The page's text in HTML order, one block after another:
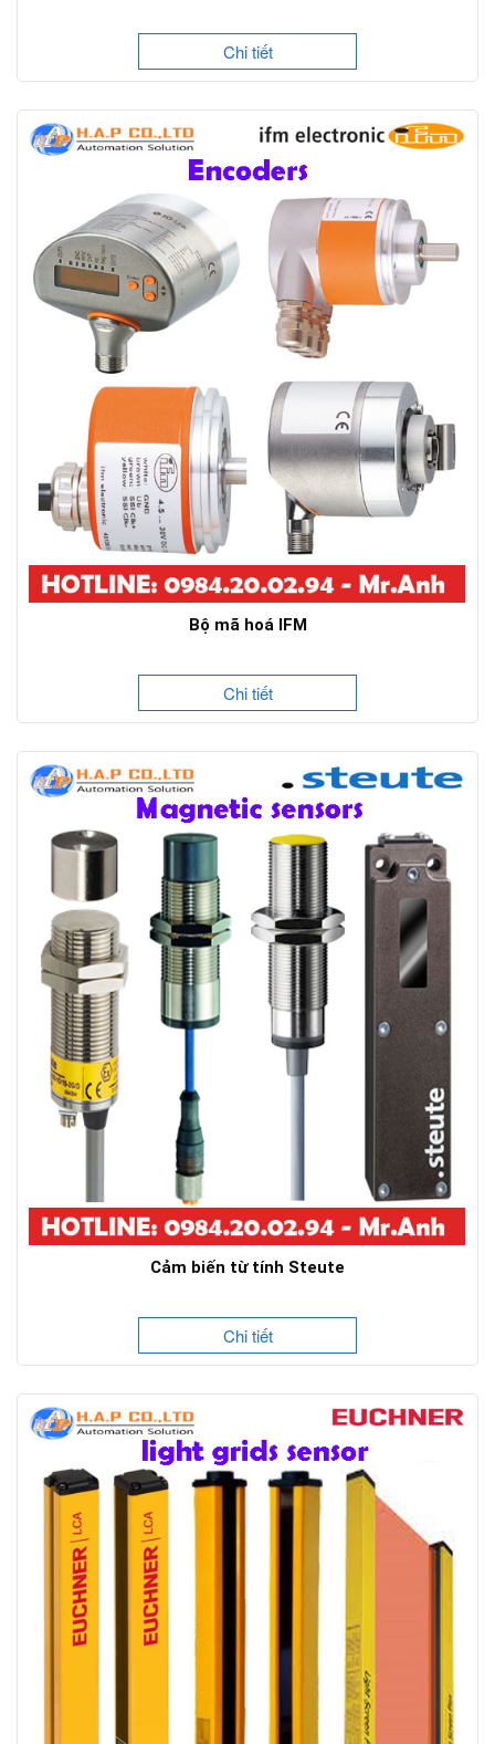
Chi tiết
Bộ mã hoá IFM
Chi tiết
Cảm biến từ tính Steute
Chi tiết